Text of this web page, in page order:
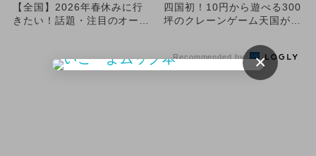
【全国】2026年春休みに行
きたい！話題・注目のオープ
四国初！10円から遊べる300
坪のクレーンゲーム天国が徳
Recommended by ×